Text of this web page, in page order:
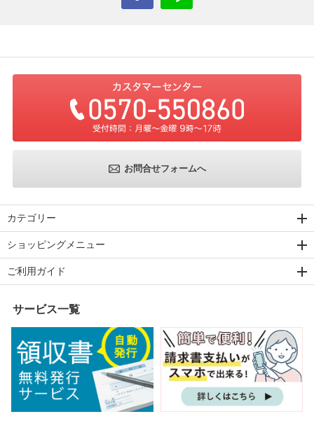
お問合せフォームへ
カテゴリー
ショッピングメニュー
ご利用ガイド
サービス一覧